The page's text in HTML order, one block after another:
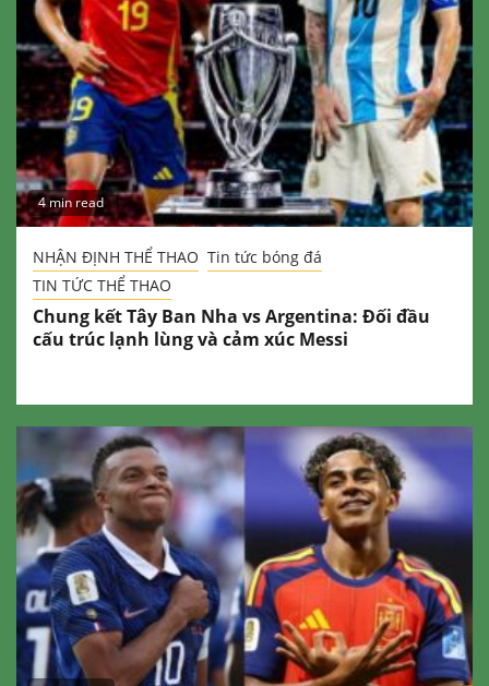
4 min read
NHẬN ĐỊNH THỂ THAO Tin tức bóng đá
TIN TỨC THỂ THAO
Chung kết Tây Ban Nha vs Argentina: Đối đầu
cấu trúc lạnh lùng và cảm xúc Messi